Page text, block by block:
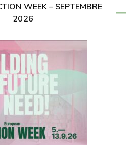
WEEK – SEPTEMBRE
2026